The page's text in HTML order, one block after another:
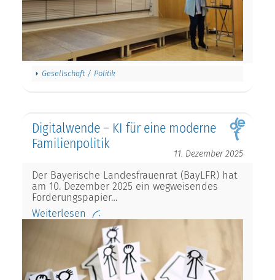
Gesellschaft / Politik
Digitalwende – KI für eine moderne
Familienpolitik
11. Dezember 2025
Der Bayerische Landesfrauenrat (BayLFR) hat
am 10. Dezember 2025 ein wegweisendes
Forderungspapier…
Weiterlesen